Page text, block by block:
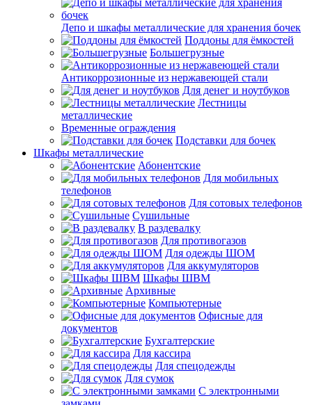
Депо и шкафы металлические для хранения бочек
Поддоны для ёмкостей
Большегрузные
Антикоррозионные из нержавеющей стали
Для денег и ноутбуков
Лестницы
металлические
Временные ограждения
Подставки для бочек
Шкафы металлические
Абонентские
Для мобильных
телефонов
Для сотовых телефонов
Сушильные
В раздевалку
Для противогазов
Для одежды ШОМ
Для аккумуляторов
Шкафы ШВМ
Архивные
Компьютерные
Офисные для
документов
Бухгалтерские
Для кассира
Для спецодежды
Для сумок
С электронными